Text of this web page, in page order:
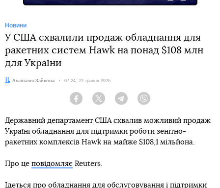
Новини
У США схвалили продаж обладнання для
ракетних систем Hawk на понад $108 млн
для України
Автор:
Анастасія Зайкова Дата:
07:24, 22 травня 2026
Facebook Twitter Telegram
Державний департамент США схвалив можливий продаж
Україні обладнання для підтримки роботи зенітно-
ракетних комплексів Hawk на майже $108,1 мільйона.
Про це повідомляє Reuters.
Ідеться про обладнання для обслуговування і підтримки